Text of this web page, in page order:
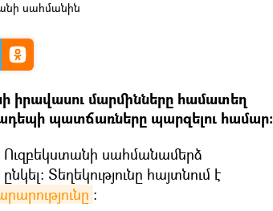
սահմանին
իրավասու մարմինները համատեղ
պատճառները պարզելու համար:
Ուզբեկստանի սահմանամերձ
Տեղեկությունը հայտնում է
։